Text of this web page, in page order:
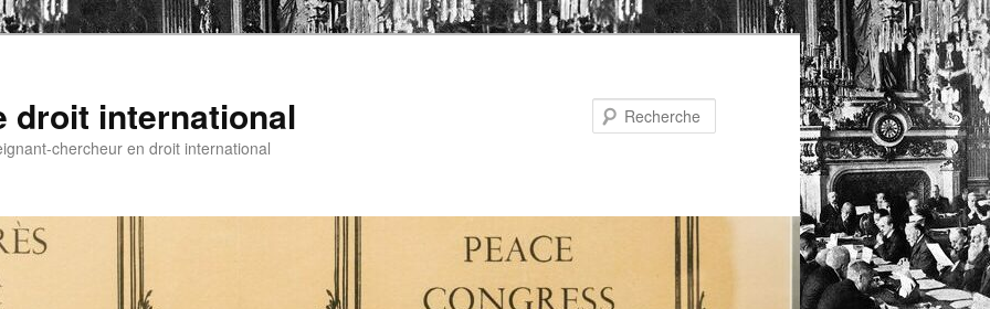
droit international
chercheur en droit international